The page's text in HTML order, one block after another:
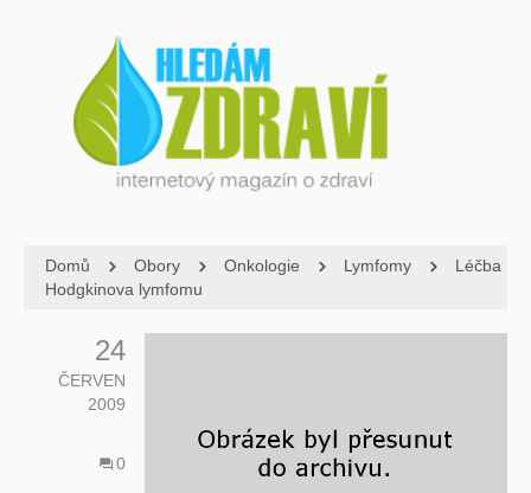
Domů Obory Onkologie Lymfomy
Léčba
Hodgkinova lymfomu
24
ČERVEN
2009
0